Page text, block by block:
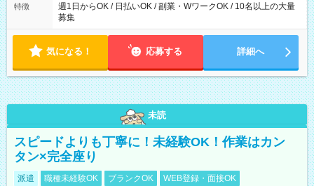
特徴
週1日からOK / 日払いOK / 副業・WワークOK / 10名以上の大量
募集
気になる！ 応募する 詳細へ
未読
スピードよりも丁寧に！未経験OK！作業はカン
タン×完全座り
派遣 職種未経験OK ブランクOK WEB登録・面接OK